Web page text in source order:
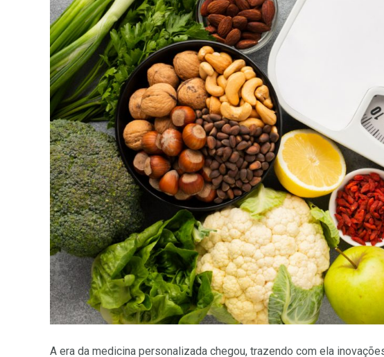
A era da medicina personalizada chegou, trazendo com ela